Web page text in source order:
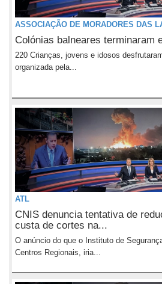
ASSOCIAÇÃO DE MORADORES DAS
Colónias balneares terminaram
220 Crianças, jovens e idosos
organizada pela...
ATL
CNIS denuncia tentativa de
custa de cortes na...
O anúncio do que o Instituto de
Centros Regionais, iria...